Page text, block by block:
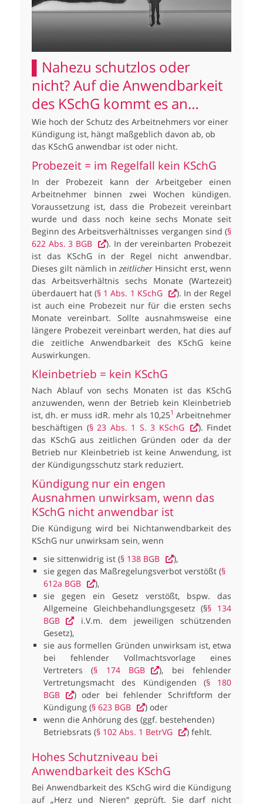
▌Nahezu schutzlos oder
nicht? Auf die Anwendbarkeit
des KSchG kommt es an…
Wie hoch der Schutz des Arbeitnehmers vor einer
Kündigung ist, hängt maßgeblich davon ab, ob
das KSchG anwendbar ist oder nicht.
Probezeit = im Regelfall kein KSchG
In der Probezeit kann der Arbeitgeber einen
Arbeitnehmer binnen zwei Wochen kündigen.
Voraussetzung ist, dass die Probezeit vereinbart
wurde und dass noch keine sechs Monate seit
Beginn des Arbeitsverhältnisses vergangen sind (§
622 Abs. 3 BGB
). In der vereinbarten Probezeit
ist das KSchG in der Regel nicht anwendbar.
Dieses gilt nämlich inzeitlicher Hinsicht erst, wenn
das Arbeitsverhältnis sechs Monate (Wartezeit)
überdauert hat (§ 1 Abs. 1 KSchG
). In der Regel
ist auch eine Probezeit nur für die ersten sechs
Monate vereinbart. Sollte ausnahmsweise eine
längere Probezeit vereinbart werden, hat dies auf
die zeitliche Anwendbarkeit des KSchG keine
Auswirkungen.
Kleinbetrieb = kein KSchG
Nach Ablauf von sechs Monaten ist das KSchG
anzuwenden, wenn der Betrieb kein Kleinbetrieb
ist, dh. er muss idR. mehr als 10,251 Arbeitnehmer
beschäftigen (§ 23 Abs. 1 S. 3 KSchG
). Findet
das KSchG aus zeitlichen Gründen oder da der
Betrieb nur Kleinbetrieb ist keine Anwendung, ist
der Kündigungsschutz stark reduziert.
Kündigung nur ein engen
Ausnahmen unwirksam, wenn das
KSchG nicht anwendbar ist
Die Kündigung wird bei Nichtanwendbarkeit des
KSchG nur unwirksam sein, wenn
sie sittenwidrig ist (§ 138 BGB
),
sie gegen das Maßregelungsverbot verstößt (§
612a BGB
),
sie gegen ein Gesetz verstößt, bspw. das
Allgemeine Gleichbehandlungsgesetz (§§ 134
BGB
i.V.m. dem jeweiligen schützenden
Gesetz),
sie aus formellen Gründen unwirksam ist, etwa
bei fehlender Vollmachtsvorlage eines
Vertreters (§ 174 BGB
), bei fehlender
Vertretungsmacht des Kündigenden (§ 180
BGB
) oder bei fehlender Schriftform der
Kündigung (§ 623 BGB
) oder
wenn die Anhörung des (ggf. bestehenden)
Betriebsrats (§ 102 Abs. 1 BetrVG ) fehlt.
Hohes Schutzniveau bei
Anwendbarkeit des KSchG
Bei Anwendbarkeit des KSchG wird die Kündigung
auf „Herz und Nieren“ geprüft. Sie darf nicht